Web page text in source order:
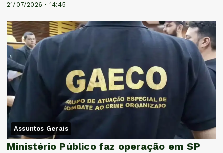
21/07/2026 • 14:45
Assuntos Gerais
Ministério Público faz operação em SP